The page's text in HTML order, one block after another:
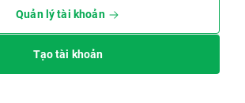
Quản lý tài khoản
Tạo tài khoản